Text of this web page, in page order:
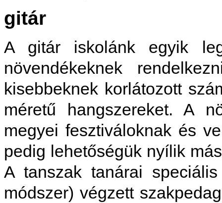
gitár
A gitár iskolánk egyik
növendékeknek
kisebbeknek korlátozott
méretű hangszereket. A
megyei fesztiváloknak és
pedig lehetőségük nyílik
A tanszak tanárai
módszer) végzett